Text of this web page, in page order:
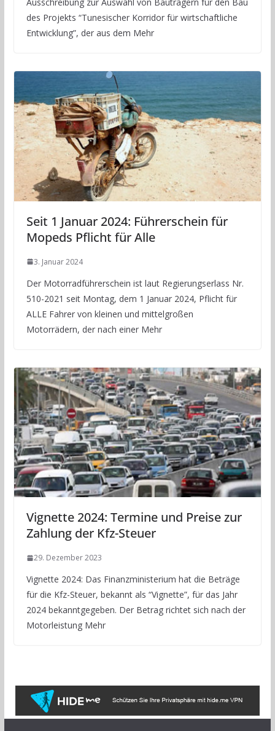
des Projekts “Tunesischer Korridor für wirtschaftliche
Entwicklung”, der aus dem Mehr
Seit 1 Januar 2024: Führerschein für
Mopeds Pflicht für Alle
3. Januar 2024
Der Motorradführerschein ist laut Regierungserlass Nr.
510-2021 seit Montag, dem 1 Januar 2024, Pflicht für
ALLE Fahrer von kleinen und mittelgroßen
Motorrädern, der nach einer Mehr
Vignette 2024: Termine und Preise zur
Zahlung der Kfz-Steuer
29. Dezember 2023
Vignette 2024: Das Finanzministerium hat die Beträge
für die Kfz-Steuer, bekannt als “Vignette”, für das Jahr
2024 bekanntgegeben. Der Betrag richtet sich nach der
Motorleistung Mehr